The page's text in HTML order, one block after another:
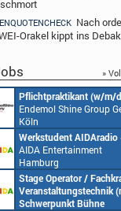
Nach
Orakel kippt ins
»
Redakteur (w/m/d) oder
(w/m/d)
Endemol Shine Group
Köln
Senior Video Producer/
(m/w/d)
AIDA Entertainment
an Bord unserer Schiffe
Studentische Aushilfe
Endemol Shine Group
Köln